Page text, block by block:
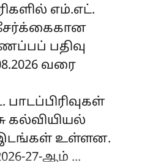
எம்.எட்.
பதிவு
வரை
பாடப்பிரிவுகள்
கல்வியியல்
இடங்கள் உள்ளன.
27-ஆம் ...